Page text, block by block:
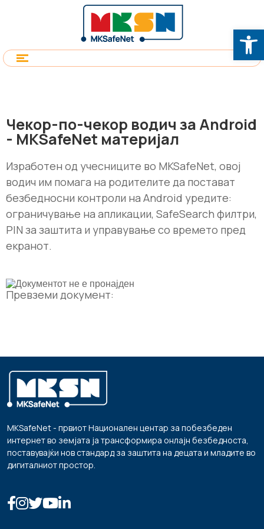
Чекор-по-чекор водич за Android
- MKSafeNet материјал
Изработен од учесниците во MKSafeNet, овој
водич им помага на родителите да постават
безбедносни контроли на Android уредите:
ограничување на апликации, SafeSearch филтри,
PIN за заштита и управување со времето пред
екранот.
Превземи документ:
MKSafeNet - првиот Национален центар за побезбеден
интернет во земјата ја трансформира онлајн безбедноста,
поставувајќи нов стандард за заштита на децата и младите во
дигиталниот простор.